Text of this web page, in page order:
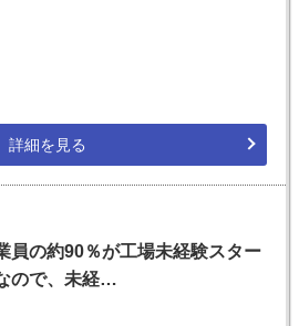
詳細を見る
員の約90％が工場未経験スター
ので、未経…